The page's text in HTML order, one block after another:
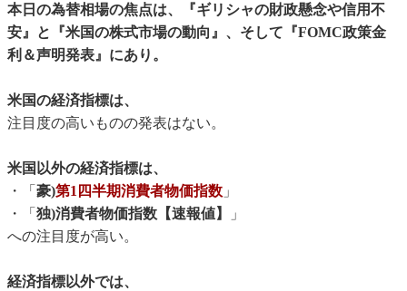
本日の為替相場の焦点は、『ギリシャの財政懸念や信用不
安』と『米国の株式市場の動向』、そして『FOMC政策金
利＆声明発表』にあり。
米国の経済指標は、
注目度の高いものの発表はない。
米国以外の経済指標は、
・「 豪)第1四半期消費者物価指数 」
・「 独)消費者物価指数【速報値】
」
への注目度が高い。
経済指標以外では、